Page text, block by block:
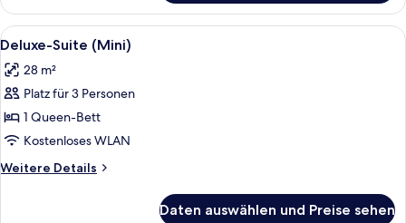
Suite
(Mini)
Alle
Fotos
für
Deluxe-
Suite
(Mini)
anzeigen
Ein Hotelzimmer mit einem Bett,
6
Deluxe-Suite (Mini)
28 m²
Platz für 3 Personen
1 Queen-Bett
Kostenloses WLAN
Weitere Details
Weitere
Daten auswählen und Preise sehen